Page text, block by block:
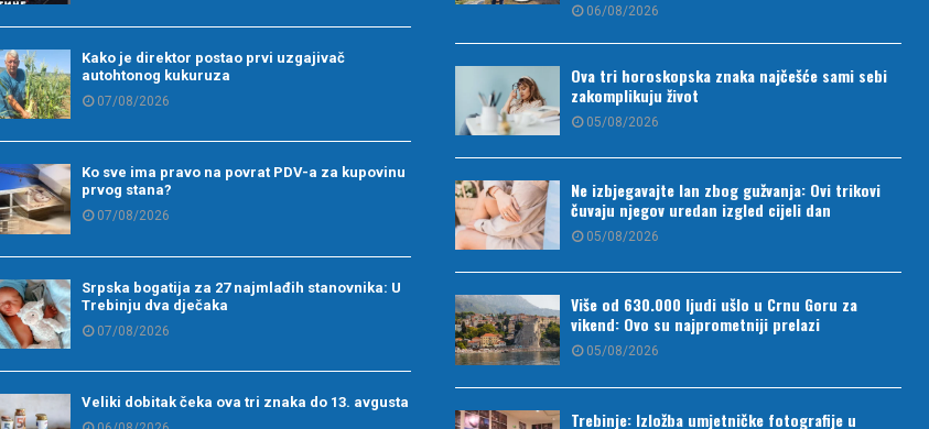
Kako je direktor postao prvi uzgajivač
autohtonog kukuruza
07/08/2026
Ko sve ima pravo na povrat PDV-a za kupovinu
prvog stana?
07/08/2026
Srpska bogatija za 27 najmlađih stanovnika: U
Trebinju dva dječaka
07/08/2026
Veliki dobitak čeka ova tri znaka do 13. avgusta
06/08/2026
Ova tri horoskopska znaka najčešće sami sebi
zakomplikuju život
05/08/2026
Ne izbjegavajte lan zbog gužvanja: Ovi trikovi
čuvaju njegov uredan izgled cijeli dan
05/08/2026
Više od 630.000 ljudi ušlo u Crnu Goru za
vikend: Ovo su najprometniji prelazi
05/08/2026
Trebinje: Izložba umjetničke fotografije u